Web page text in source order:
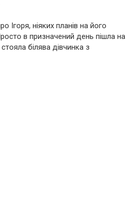
Ігоря, ніяких планів на його
в призначений день пішла на
білява дівчинка з